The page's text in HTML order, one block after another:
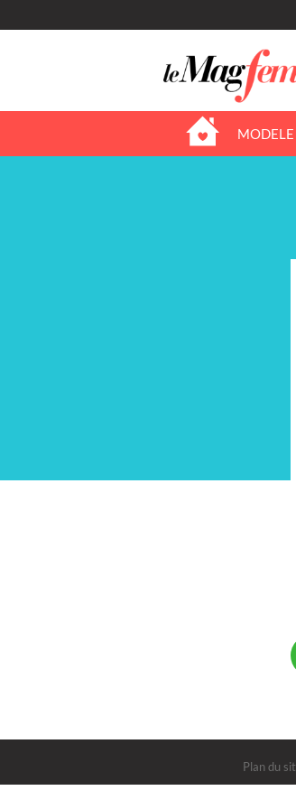
MODELE
Plan du